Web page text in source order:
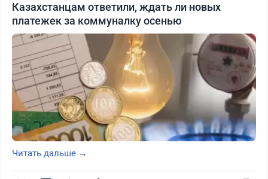
Казахстанцам ответили, ждать ли новых
платежек за коммуналку осенью
Читать дальше →